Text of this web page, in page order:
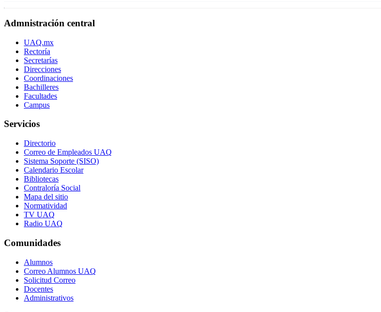
Admnistración central
UAQ.mx
Rectoría
Secretarías
Direcciones
Coordinaciones
Bachilleres
Facultades
Campus
Servicios
Directorio
Correo de Empleados UAQ
Sistema Soporte (SISO)
Calendario Escolar
Bibliotecas
Contraloría Social
Mapa del sitio
Normatividad
TV UAQ
Radio UAQ
Comunidades
Alumnos
Correo Alumnos UAQ
Solicitud Correo
Docentes
Administrativos